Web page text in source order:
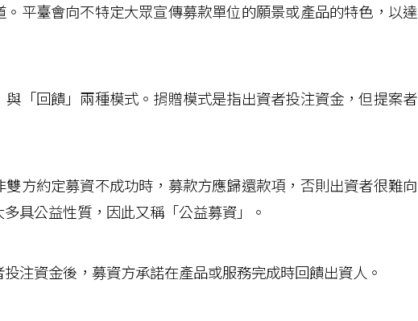
平臺會向不特定大眾宣傳募款單位的願景或產品的特色，以達
「回饋」兩種模式。捐贈模式是指出資者投注資金，但提案者
方約定募資不成功時，募款方應歸還款項，否則出資者很難向
具公益性質，因此又稱「公益募資」。
注資金後，募資方承諾在產品或服務完成時回饋出資人。